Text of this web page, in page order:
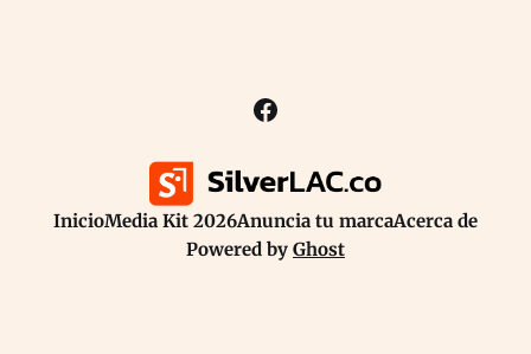
InicioMedia Kit 2026Anuncia tu marcaAcerca de
Powered by Ghost